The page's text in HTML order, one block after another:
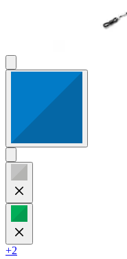
+2